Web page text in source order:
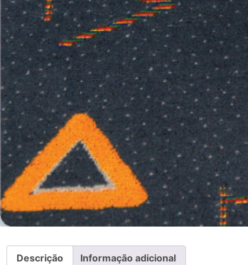
Descrição Informação adicional